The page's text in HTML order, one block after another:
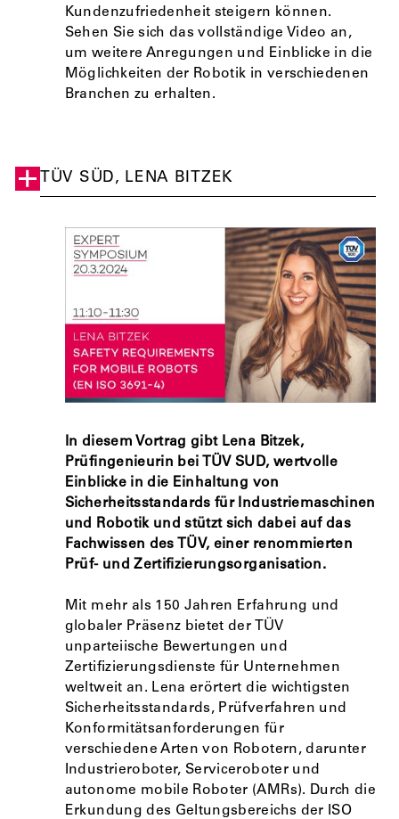
Kundenzufriedenheit steigern können.
Sehen Sie sich das vollständige Video an,
um weitere Anregungen und Einblicke in die
Möglichkeiten der Robotik in verschiedenen
Branchen zu erhalten.
TÜV SÜD, LENA BITZEK
In diesem Vortrag gibt Lena Bitzek,
Prüfingenieurin bei TÜV SUD, wertvolle
Einblicke in die Einhaltung von
Sicherheitsstandards für Industriemaschinen
und Robotik und stützt sich dabei auf das
Fachwissen des TÜV, einer renommierten
Prüf- und Zertifizierungsorganisation.
Mit mehr als 150 Jahren Erfahrung und
globaler Präsenz bietet der TÜV
unparteiische Bewertungen und
Zertifizierungsdienste für Unternehmen
weltweit an. Lena erörtert die wichtigsten
Sicherheitsstandards, Prüfverfahren und
Konformitätsanforderungen für
verschiedene Arten von Robotern, darunter
Industrieroboter, Serviceroboter und
autonome mobile Roboter (AMRs). Durch die
Erkundung des Geltungsbereichs der ISO